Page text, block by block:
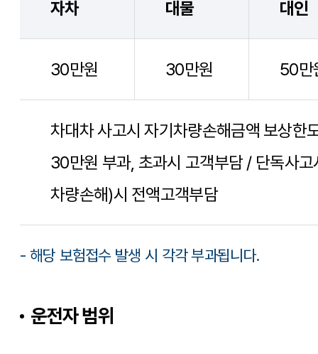
자차 대물 대인
30만원 30만원 50만
차대차 사고시 자기차량손해금액 보상한
30만원 부과, 초과시 고객부담 / 단독사
차량손해)시 전액고객부담
- 해당 보험접수 발생 시 각각 부과됩니다.
운전자 범위